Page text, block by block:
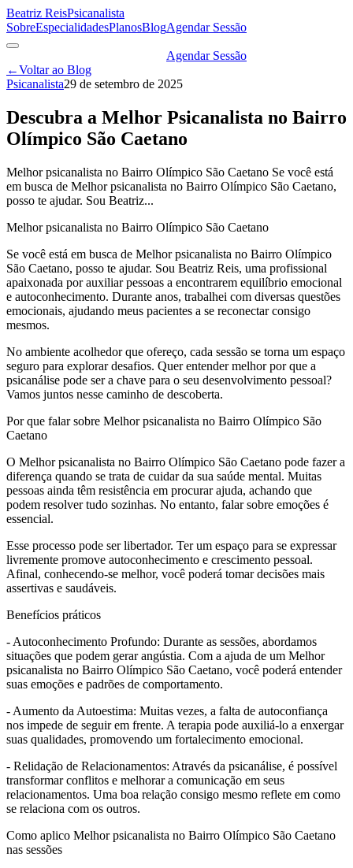
Beatriz ReisPsicanalista
SobreEspecialidadesPlanosBlogAgendar Sessão
Agendar Sessão
←Voltar ao Blog
Psicanalista29 de setembro de 2025
Descubra a Melhor Psicanalista no Bairro
Olímpico São Caetano
Melhor psicanalista no Bairro Olímpico São Caetano Se você está
em busca de Melhor psicanalista no Bairro Olímpico São Caetano,
posso te ajudar. Sou Beatriz...
Melhor psicanalista no Bairro Olímpico São Caetano
Se você está em busca de Melhor psicanalista no Bairro Olímpico
São Caetano, posso te ajudar. Sou Beatriz Reis, uma profissional
apaixonada por auxiliar pessoas a encontrarem equilíbrio emocional
e autoconhecimento. Durante anos, trabalhei com diversas questões
emocionais, ajudando meus pacientes a se reconectar consigo
mesmos.
No ambiente acolhedor que ofereço, cada sessão se torna um espaço
seguro para explorar desafios. Quer entender melhor por que a
psicanálise pode ser a chave para o seu desenvolvimento pessoal?
Vamos juntos nesse caminho de descoberta.
Por que falar sobre Melhor psicanalista no Bairro Olímpico São
Caetano
O Melhor psicanalista no Bairro Olímpico São Caetano pode fazer a
diferença quando se trata de cuidar da sua saúde mental. Muitas
pessoas ainda têm resistência em procurar ajuda, achando que
podem resolver tudo sozinhas. No entanto, falar sobre emoções é
essencial.
Esse processo pode ser libertador. Ter um espaço para se expressar
livremente promove autoconhecimento e crescimento pessoal.
Afinal, conhecendo-se melhor, você poderá tomar decisões mais
assertivas e saudáveis.
Benefícios práticos
- Autoconhecimento Profundo: Durante as sessões, abordamos
situações que podem gerar angústia. Com a ajuda de um Melhor
psicanalista no Bairro Olímpico São Caetano, você poderá entender
suas emoções e padrões de comportamento.
- Aumento da Autoestima: Muitas vezes, a falta de autoconfiança
nos impede de seguir em frente. A terapia pode auxiliá-lo a enxergar
suas qualidades, promovendo um fortalecimento emocional.
- Relidação de Relacionamentos: Através da psicanálise, é possível
transformar conflitos e melhorar a comunicação em seus
relacionamentos. Uma boa relação consigo mesmo reflete em como
se relaciona com os outros.
Como aplico Melhor psicanalista no Bairro Olímpico São Caetano
nas sessões